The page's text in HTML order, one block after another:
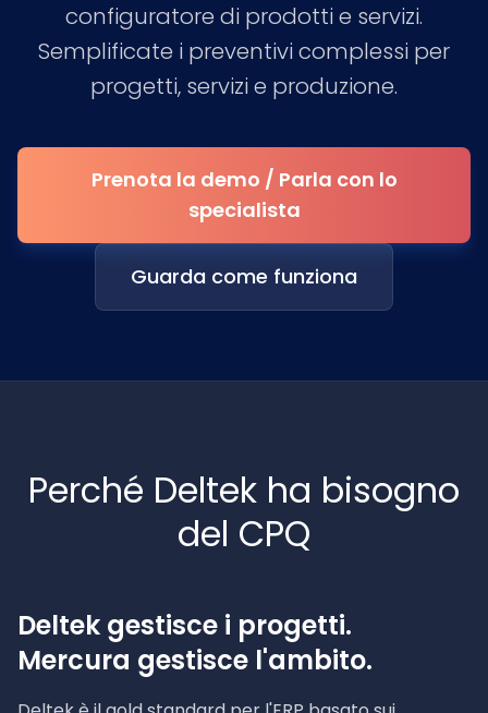
configuratore di prodotti e servizi.
Semplificate i preventivi complessi per
progetti, servizi e produzione.
Prenota la demo / Parla con lo
specialista
Guarda come funziona
Perché Deltek ha bisogno
del CPQ
Deltek gestisce i progetti.
Mercura gestisce l'ambito.